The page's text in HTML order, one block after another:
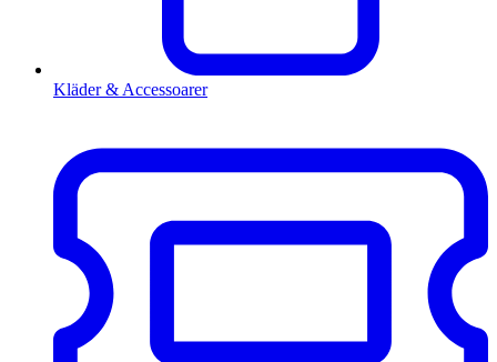
Kläder & Accessoarer